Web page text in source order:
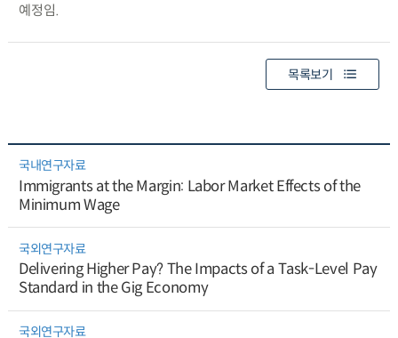
예정임.
목록보기
국내연구자료
Immigrants at the Margin: Labor Market Effects of the
Minimum Wage
국외연구자료
Delivering Higher Pay? The Impacts of a Task-Level Pay
Standard in the Gig Economy
국외연구자료